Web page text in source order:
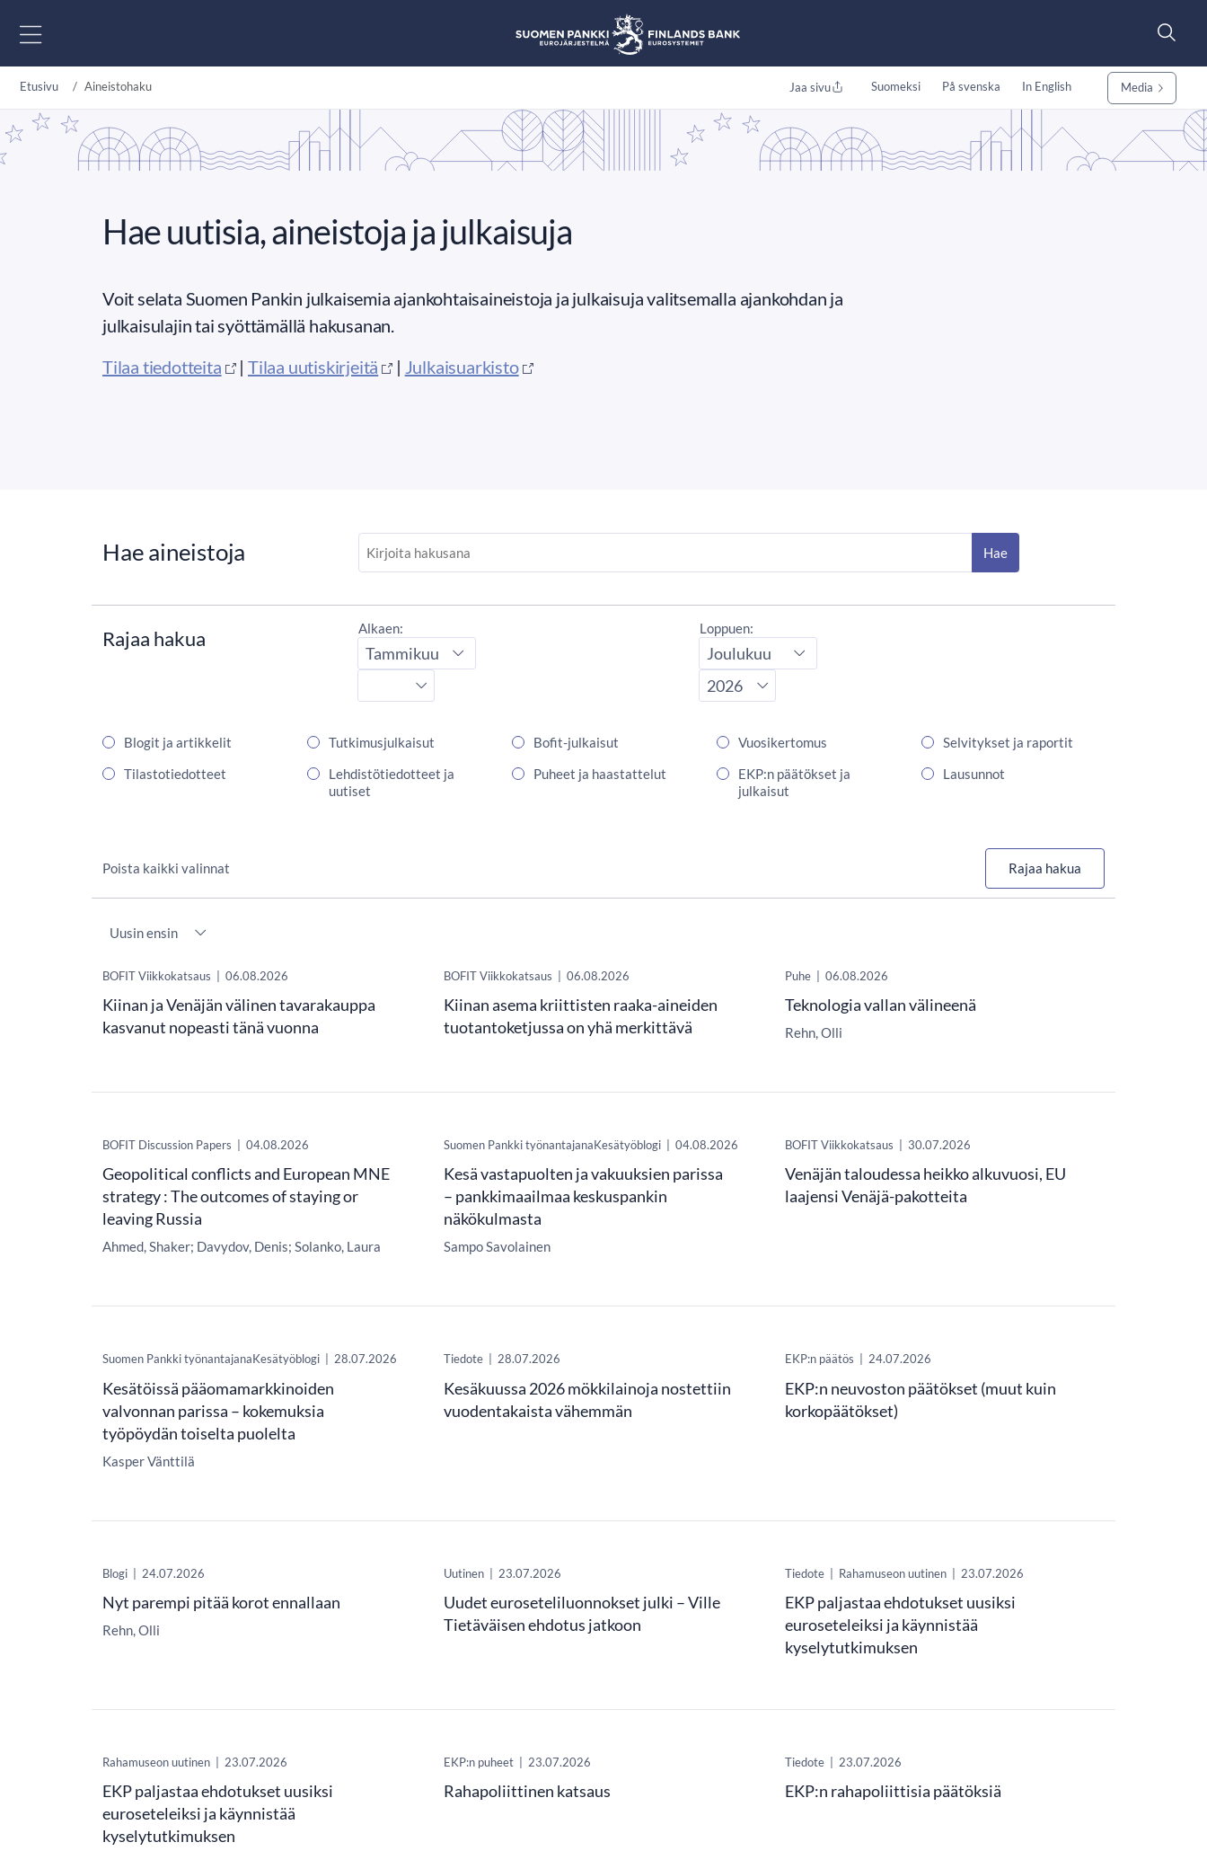
Etusivu Aineistohaku Jaa sivu Suomeksi På svenska In English Media
Hae uutisia, aineistoja ja julkaisuja
Voit selata Suomen Pankin julkaisemia ajankohtaisaineistoja ja julkaisuja valitsemalla ajankohdan ja
julkaisulajin tai syöttämällä hakusanan.
Tilaa tiedotteita
|Tilaa uutiskirjeitä | Julkaisuarkisto
Hae aineistoja Hae
Rajaa hakua Alkaen:
Aloituskuukausi
Aloitusvuosi
Loppuen:
Lopetuskuukausi
Lopetusvuosi
Blogit ja artikkelit Tutkimusjulkaisut Bofit-julkaisut Vuosikertomus
Selvitykset ja raportit
Tilastotiedotteet
Lehdistötiedotteet ja
uutiset
Puheet ja haastattelut
EKP:n päätökset ja
julkaisut
Lausunnot
Poista kaikki valinnat Rajaa hakua
​BOFIT Viikkokatsaus 06.08.2026
Kiinan ja Venäjän välinen tavarakauppa
kasvanut nopeasti tänä vuonna
​BOFIT Viikkokatsaus 06.08.2026
Kiinan asema kriittisten raaka-aineiden
tuotantoketjussa on yhä merkittävä
Puhe 06.08.2026
Teknologia vallan välineenä
Rehn, Olli
BOFIT Discussion Papers 04.08.2026
Geopolitical conflicts and European MNE
strategy : The outcomes of staying or
leaving Russia
Ahmed, Shaker Davydov, Denis Solanko, Laura
Suomen Pankki työnantajanaKesätyöblogi 04.08.2026
Kesä vastapuolten ja vakuuksien parissa
– pankkimaailmaa keskuspankin
näkökulmasta
Sampo Savolainen
​BOFIT Viikkokatsaus 30.07.2026
Venäjän taloudessa heikko alkuvuosi, EU
laajensi Venäjä-pakotteita
Suomen Pankki työnantajanaKesätyöblogi 28.07.2026
Kesätöissä pääomamarkkinoiden
valvonnan parissa – kokemuksia
työpöydän toiselta puolelta
Kasper Vänttilä
Tiedote 28.07.2026
Kesäkuussa 2026 mökkilainoja nostettiin
vuodentakaista vähemmän
EKP:n päätös 24.07.2026
EKP:n neuvoston päätökset (muut kuin
korkopäätökset)
Blogi | 24.07.2026
Nyt parempi pitää korot ennallaan
Rehn, Olli
Uutinen | 23.07.2026
Uudet euroseteliluonnokset julki – Ville
Tietäväisen ehdotus jatkoon
Tiedote | Rahamuseon uutinen | 23.07.2026
EKP paljastaa ehdotukset uusiksi
euroseteleiksi ja käynnistää
kyselytutkimuksen
Rahamuseon uutinen 23.07.2026
EKP paljastaa ehdotukset uusiksi
euroseteleiksi ja käynnistää
kyselytutkimuksen
EKP:n puheet 23.07.2026
Rahapoliittinen katsaus
Tiedote 23.07.2026
EKP:n rahapoliittisia päätöksiä